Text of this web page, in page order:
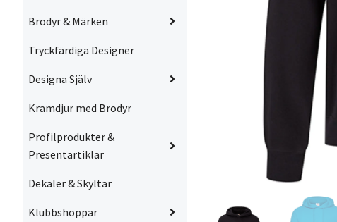
Brodyr & Märken
Tryckfärdiga Designer
Designa Själv
Kramdjur med Brodyr
Profilprodukter &
Presentartiklar
Dekaler & Skyltar
Klubbshoppar